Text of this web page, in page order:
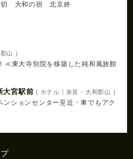
切 大和の宿 北京終
山 )
≪東大寺別院を移築した純和風旅館
大宮駅前 ( ホテル｜奈良・大和郡山 )
ションセンター至近・車でもアク